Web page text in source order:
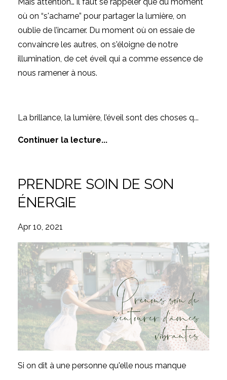
Mais attention… il faut se rappeler que du moment
où on “s'acharne” pour partager la lumière, on
oublie de l’incarner. Du moment où on essaie de
convaincre les autres, on s'éloigne de notre
illumination, de cet éveil qui a comme essence de
nous ramener à nous.
La brillance, la lumière, l’éveil sont des choses q...
Continuer la lecture...
PRENDRE SOIN DE SON
ÉNERGIE
Apr 10, 2021
Si on dit à une personne qu'elle nous manque